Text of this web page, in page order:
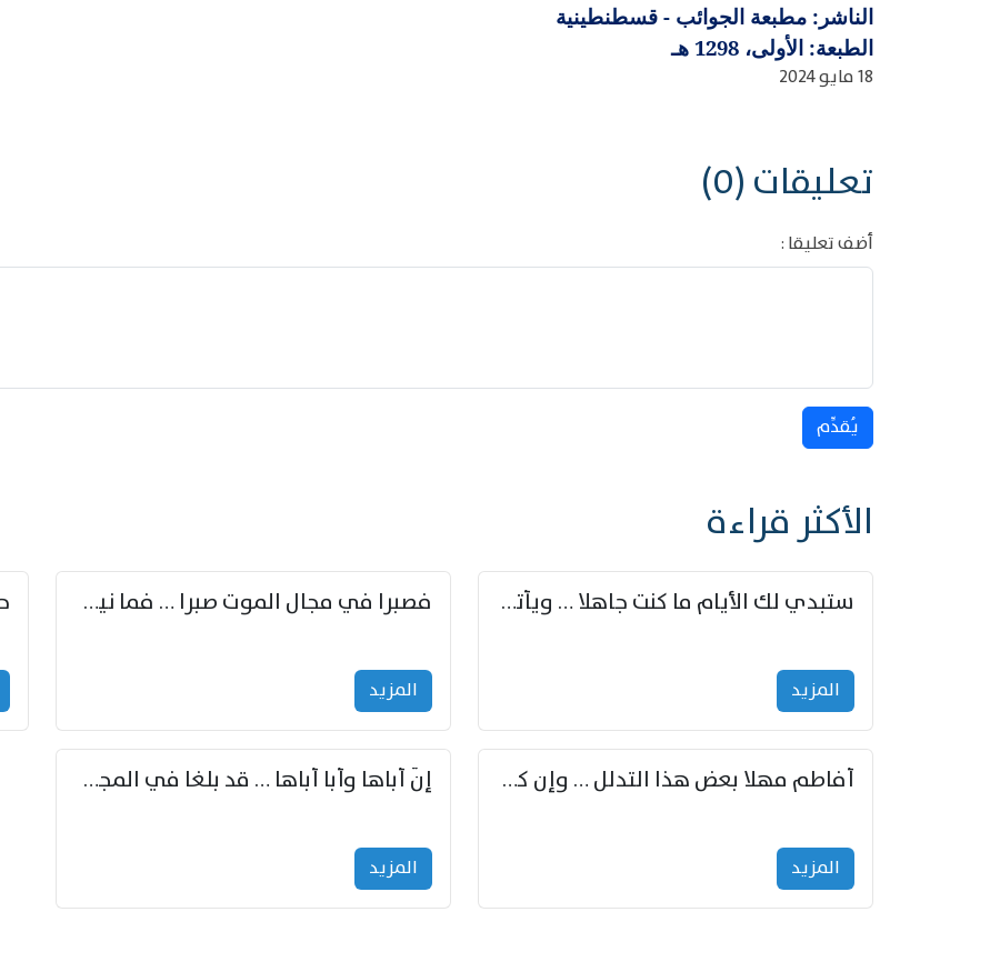
الناشر: مطبعة الجوائب - قسطنطينية
الطبعة: الأولى، 1298 هـ
18 مايو 2024
تعليقات (0)
أضف تعليقا :
يُقدِّم
الأكثر قراءة
ستبدي لك الأيام ما كنت جاهلا … ويأتيك بالأخبار من لم تزوّد
المزید
فصبرا في مجال الموت صبرا … فما نيل الخلود بمستطاع
المزید
أفاطم مهلا بعض هذا التدلل … وإن كنت قد أزمعت صرمي فأجملي
المزید
إنّ أباها وأبا أباها … قد بلغا في المجد غايتاها
المزید